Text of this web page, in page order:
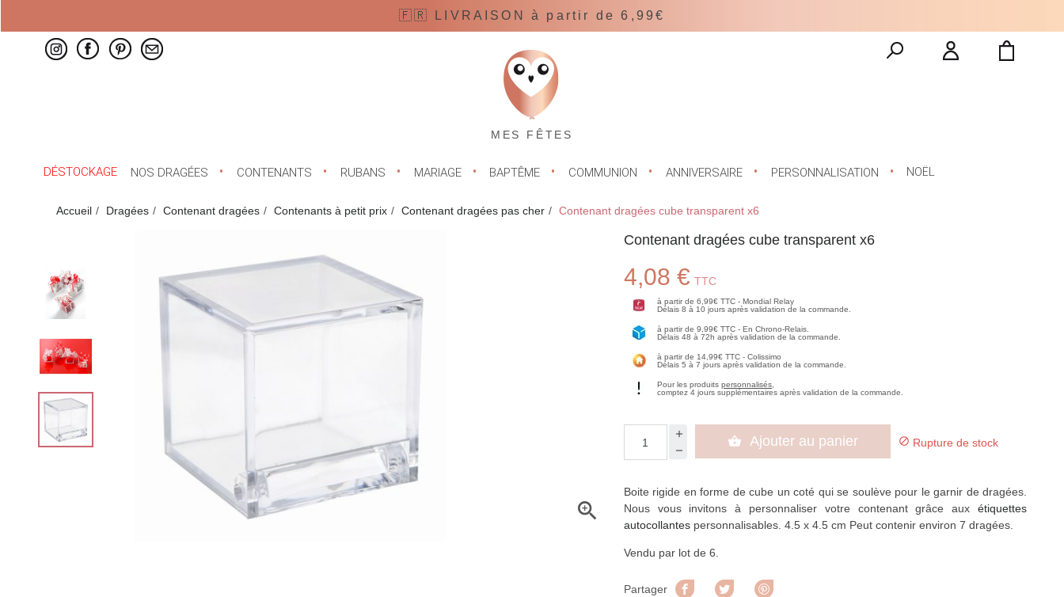
🇫🇷 LIVRAISON à partir de 6,99€
MES FÊTES
DÉSTOCKAGE NOS DRAGÉES CONTENANTS RUBANS MARIAGE BAPTÊME COMMUNION ANNIVERSAIRE PERSONNALISATION NOËL
Accueil Dragées Contenant dragées Contenants à petit prix Contenant dragées pas cher Contenant dragées cube transparent x6

Contenant dragées cube transparent x6
4,08 € TTC
à partir de 6,99€ TTC - Mondial Relay
Délais 8 à 10 jours après validation de la commande.
à partir de 9,99€ TTC - En Chrono-Relais.
Délais 48 à 72h après validation de la commande.
à partir de 14,99€ TTC - Colissimo
Délais 5 à 7 jours après validation de la commande.
Pour les produitspersonnalisés
comptez 4 jours supplémentaires après validation de la commande.
 Ajouter au panier  Rupture de stock
Boite rigide en forme de cube un coté qui se soulève pour le garnir de dragées.
Nous vous invitons à personnaliser votre contenant grâce aux étiquettes
autocollantespersonnalisables. 4.5 x 4.5 cm Peut contenir environ 7 dragées.
Vendu par lot de 6.
Partager Partager Tweet